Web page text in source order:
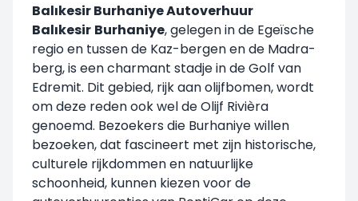
Balıkesir Burhaniye Autoverhuur
Balıkesir Burhaniye, gelegen in de Egeïsche
regio en tussen de Kaz-bergen en de Madra-
berg, is een charmant stadje in de Golf van
Edremit. Dit gebied, rijk aan olijfbomen, wordt
om deze reden ook wel de Olijf Rivièra
genoemd. Bezoekers die Burhaniye willen
bezoeken, dat fascineert met zijn historische,
culturele rijkdommen en natuurlijke
schoonheid, kunnen kiezen voor de